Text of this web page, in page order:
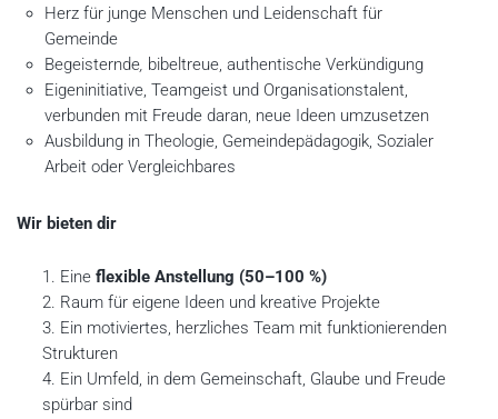
Herz für junge Menschen und Leidenschaft für
Gemeinde
Begeisternde, bibeltreue, authentische Verkündigung
Eigeninitiative, Teamgeist und Organisationstalent,
verbunden mit Freude daran, neue Ideen umzusetzen
Ausbildung in Theologie, Gemeindepädagogik, Sozialer
Arbeit oder Vergleichbares
Wir bieten dir
Eineflexible Anstellung (50–100 %)
Raum für eigene Ideen und kreative Projekte
Ein motiviertes, herzliches Team mit funktionierenden
Strukturen
Ein Umfeld, in dem Gemeinschaft, Glaube und Freude
spürbar sind